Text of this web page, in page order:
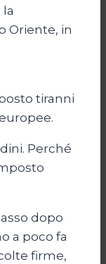
Oriente, in
tiranni
Perché
dopo
a poco fa
firme,